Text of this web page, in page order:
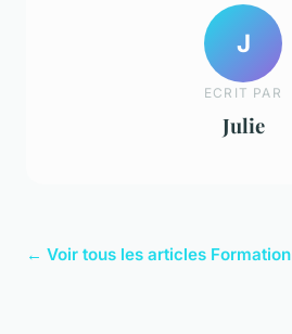
J
ECRIT PAR
Julie
← Voir tous les articles Formation